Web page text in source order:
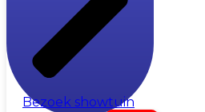
Bezoek showtuin